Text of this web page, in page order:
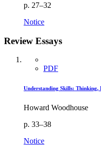
p. 27–32
Notice
Review Essays
PDF
Understanding Skills:
Howard Woodhouse
p. 33–38
Notice